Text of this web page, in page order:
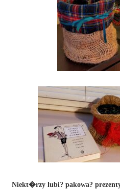
Niekt�rzy lubi? pakowa?